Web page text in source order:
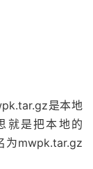
是本地
就是把本地的
为mwpk.tar.gz